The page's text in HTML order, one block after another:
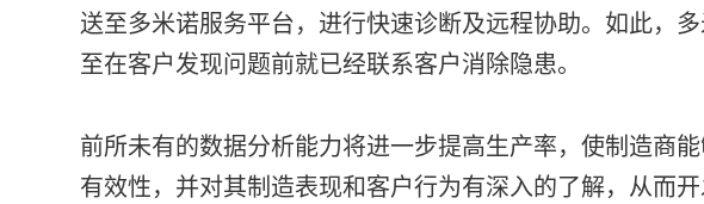
送至多米诺服务平台，进行快速诊断及远程协助。如此，
至在客户发现问题前就已经联系客户消除隐患。
前所未有的数据分析能力将进一步提高生产率，使制造商
有效性，并对其制造表现和客户行为有深入的了解，从而